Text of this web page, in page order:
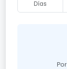
Días